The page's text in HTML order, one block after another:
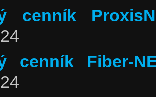
cenník
cenník Fiber-